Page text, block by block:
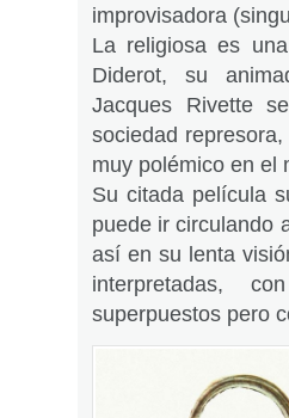
improvisadora
La religiosa es
Diderot, su
Jacques Rivette
sociedad
muy polémico en el
Su citada película
puede ir circulando
así en su lenta
interpretadas,
superpuestos pero